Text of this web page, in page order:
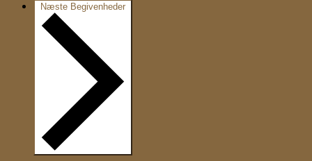
Næste Begivenheder